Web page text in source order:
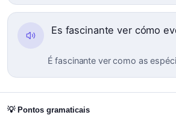
Es fascinante ver cómo
É fascinante ver como as
💡 Pontos gramaticais